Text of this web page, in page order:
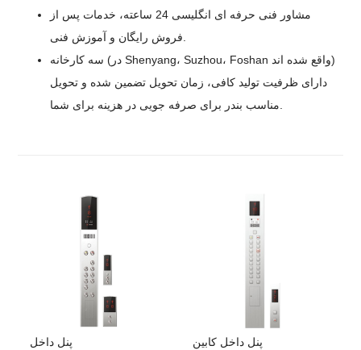
مشاور فنی حرفه ای انگلیسی 24 ساعته، خدمات پس از
سه کارخانه (در Shenyang، Suzhou، Foshan واقع شده اند)
دارای ظرفیت تولید کافی، زمان تحویل تضمین شده و تحویل
پنل داخل پنل داخل کابین